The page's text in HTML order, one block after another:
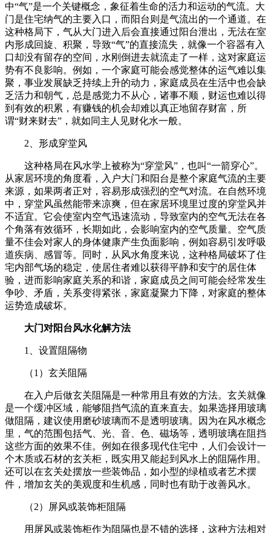
中“气”是一个关键概念，象征着生命的活力和运动的气流。大
门是住宅纳气的主要入口，而阳台则是气流出的一个通道。在
这种格局下，气从大门进入后会直接通过阳台泄出，无法在室
内形成回旋、积聚，导致“气”的直接流失，就像一个容器有入
口却没有留存的空间，水刚倒进去就流走了一样，这对家庭运
势有不良影响。例如，一个家庭可能会感觉整体的运气难以集
聚，事业发展缺乏持续上升的动力，家庭成员在生活中也会缺
乏活力和朝气，总是感觉力不从心，诸事不顺，财运也难以得
到有效的积累，有赚钱的机会却难以真正地留存财富，所
谓“财来财去”，就如同主人见财化水一般。
2、形成穿堂风
这种格局在风水学上被称为“穿堂风”，也叫“一箭穿心”。
从家居环境的角度看，入户大门和阳台是整个家庭气流的主要
来源，如果两者正对，容易形成强烈的空气对流。在自然环境
中，穿堂风虽然能带来凉爽，但在家居环境里过度的穿堂风并
不适宜。它会使室内空气迅速流动，导致室内的空气无法在各
个角落有效循环，长期如此，会影响室内的空气质量。空气质
量不佳会对家人的身体健康产生负面影响，例如容易引发呼吸
道疾病、感冒等。同时，从风水角度来说，这种格局破坏了住
宅内部气场的稳定，使居住者难以获得平静和安宁的居住体
验，进而影响家庭关系的和谐，家庭成员之间可能会经常发生
争吵、矛盾，关系变得紧张，家庭凝聚力下降，对家庭的整体
运势造成破坏。
大门对阳台风水化解方法
1、设置阻隔物
（1）玄关阻隔
在入户后做玄关阻隔是一种常用且有效的方法。玄关就像
是一个缓冲区域，能够阻挡气流的直来直去。如果选择用玻璃
做阻隔，建议使用磨砂玻璃而不是透明玻璃。因为在风水概念
里，气的范围包括气、光、音、色、磁场等，透明玻璃在阻挡
这些方面的效果不佳。例如在很多现代住宅中，人们会设计一
个木质或石材的玄关柜，既实用又能起到风水上的阻隔作用。
还可以在玄关处摆放一些装饰品，如小型的绿植或者艺术摆
件，增加玄关的美观度和生机感，同时也有助于改善风水。
（2）屏风或装饰柜阻隔
用屏风或装饰柜作为阻隔也是不错的选择，这种方法相对